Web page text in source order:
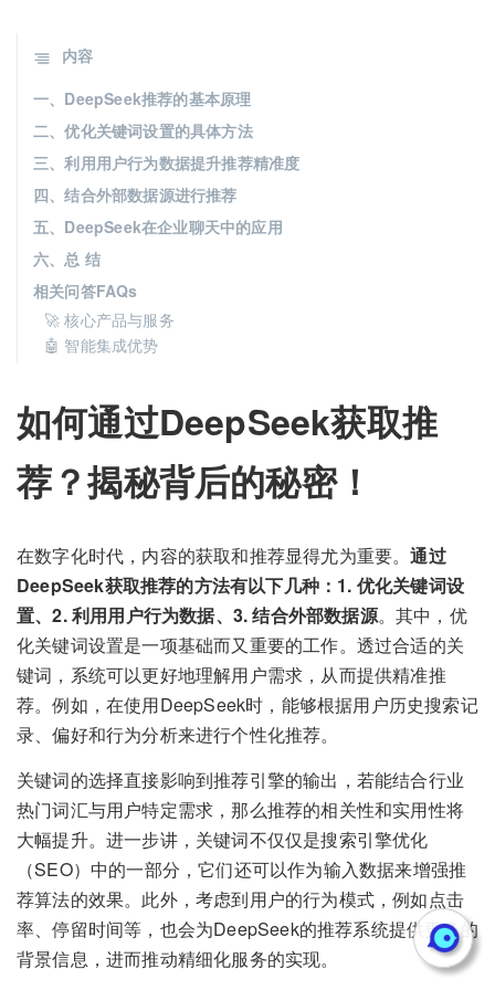
如何通过DeepSeek获取推
荐？揭秘背后的秘密！
在数字化时代，内容的获取和推荐显得尤为重要。通过
DeepSeek获取推荐的方法有以下几种：1. 优化关键词设
置、2. 利用用户行为数据、3. 结合外部数据源。其中，优
化关键词设置是一项基础而又重要的工作。透过合适的关
键词，系统可以更好地理解用户需求，从而提供精准推
荐。例如，在使用DeepSeek时，能够根据用户历史搜索记
录、偏好和行为分析来进行个性化推荐。
关键词的选择直接影响到推荐引擎的输出，若能结合行业
热门词汇与用户特定需求，那么推荐的相关性和实用性将
大幅提升。进一步讲，关键词不仅仅是搜索引擎优化
（SEO）中的一部分，它们还可以作为输入数据来增强推
荐算法的效果。此外，考虑到用户的行为模式，例如点击
率、停留时间等，也会为DeepSeek的推荐系统提供更多的
背景信息，进而推动精细化服务的实现。
内容
一、DeepSeek推荐的基本原理
二、优化关键词设置的具体方法
三、利用用户行为数据提升推荐精准度
四、结合外部数据源进行推荐
五、DeepSeek在企业聊天中的应用
六、总 结
相关问答FAQs
🚀 核心产品与服务
🤖 智能集成优势